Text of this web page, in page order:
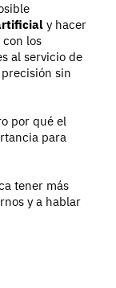
y hacer
los
al servicio de
sin
por qué el
para
tener más
y a hablar